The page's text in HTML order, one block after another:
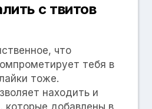
с твитов
что
тебя в
тоже.
находить и